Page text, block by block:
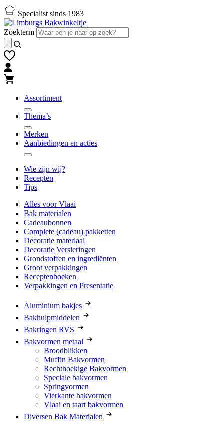
Naar
hoofd-
inhoud
gaan
Naar
footer
gaan
Specialist sinds 1983
Zoekterm
Assortiment
Thema’s
Merken
Aanbiedingen en acties
Wie zijn wij?
Recepten
Tips
Alles voor Vlaai
Bak materialen
Cadeaubonnen
Complete (cadeau) pakketten
Decoratie materiaal
Decoratie Versieringen
Grondstoffen en ingrediënten
Groot verpakkingen
Receptenboeken
Verpakkingen en Presentatie
Aluminium bakjes
Bakhulpmiddelen
Bakringen RVS
Bakvormen metaal
Broodblikken
Muffin Bakvormen
Rechthoekige Bakvormen
Speciale bakvormen
Springvormen
Vierkante bakvormen
Vlaai en taart bakvormen
Diversen Bak Materialen